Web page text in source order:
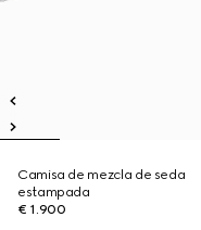
Camisa de mezcla de seda
estampada
€ 1.900